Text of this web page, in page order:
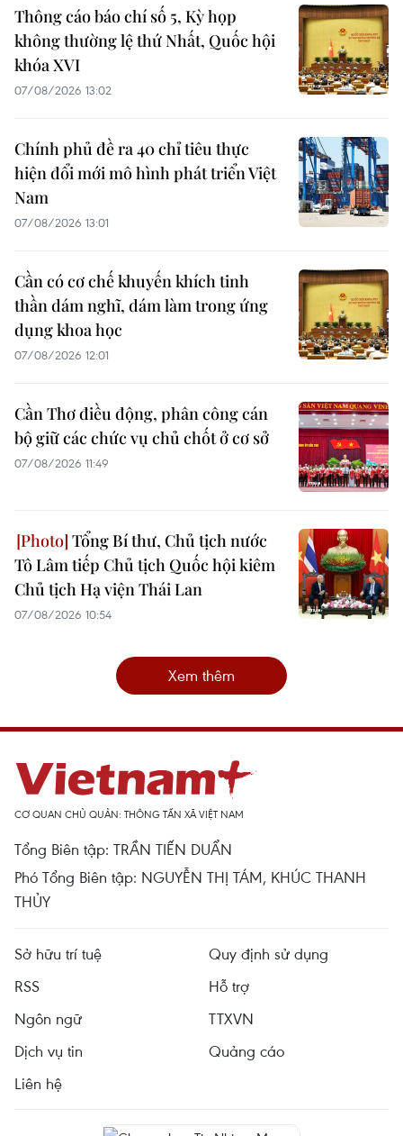
Thông cáo báo chí số 5, Kỳ họp
không thường lệ thứ Nhất, Quốc hội
khóa XVI
07/08/2026 13:02
Chính phủ đề ra 40 chỉ tiêu thực
hiện đổi mới mô hình phát triển Việt
Nam
07/08/2026 13:01
Cần có cơ chế khuyến khích tinh
thần dám nghĩ, dám làm trong ứng
dụng khoa học
07/08/2026 12:01
Cần Thơ điều động, phân công cán
bộ giữ các chức vụ chủ chốt ở cơ sở
07/08/2026 11:49
Tổng Bí thư, Chủ tịch nước
Tô Lâm tiếp Chủ tịch Quốc hội kiêm
Chủ tịch Hạ viện Thái Lan
07/08/2026 10:54
Xem thêm
CƠ QUAN CHỦ QUẢN: THÔNG TẤN XÃ VIỆT NAM
Tổng Biên tập: TRẦN TIẾN DUẨN
Phó Tổng Biên tập: NGUYỄN THỊ TÁM, KHÚC THANH
THỦY
Sở hữu trí tuệ
Quy định sử dụng
RSS
Hỗ trợ
Ngôn ngữ
TTXVN
Dịch vụ tin
Quảng cáo
Liên hệ